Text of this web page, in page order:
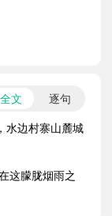
全文
逐句
水边村寨山麓城
这朦胧烟雨之